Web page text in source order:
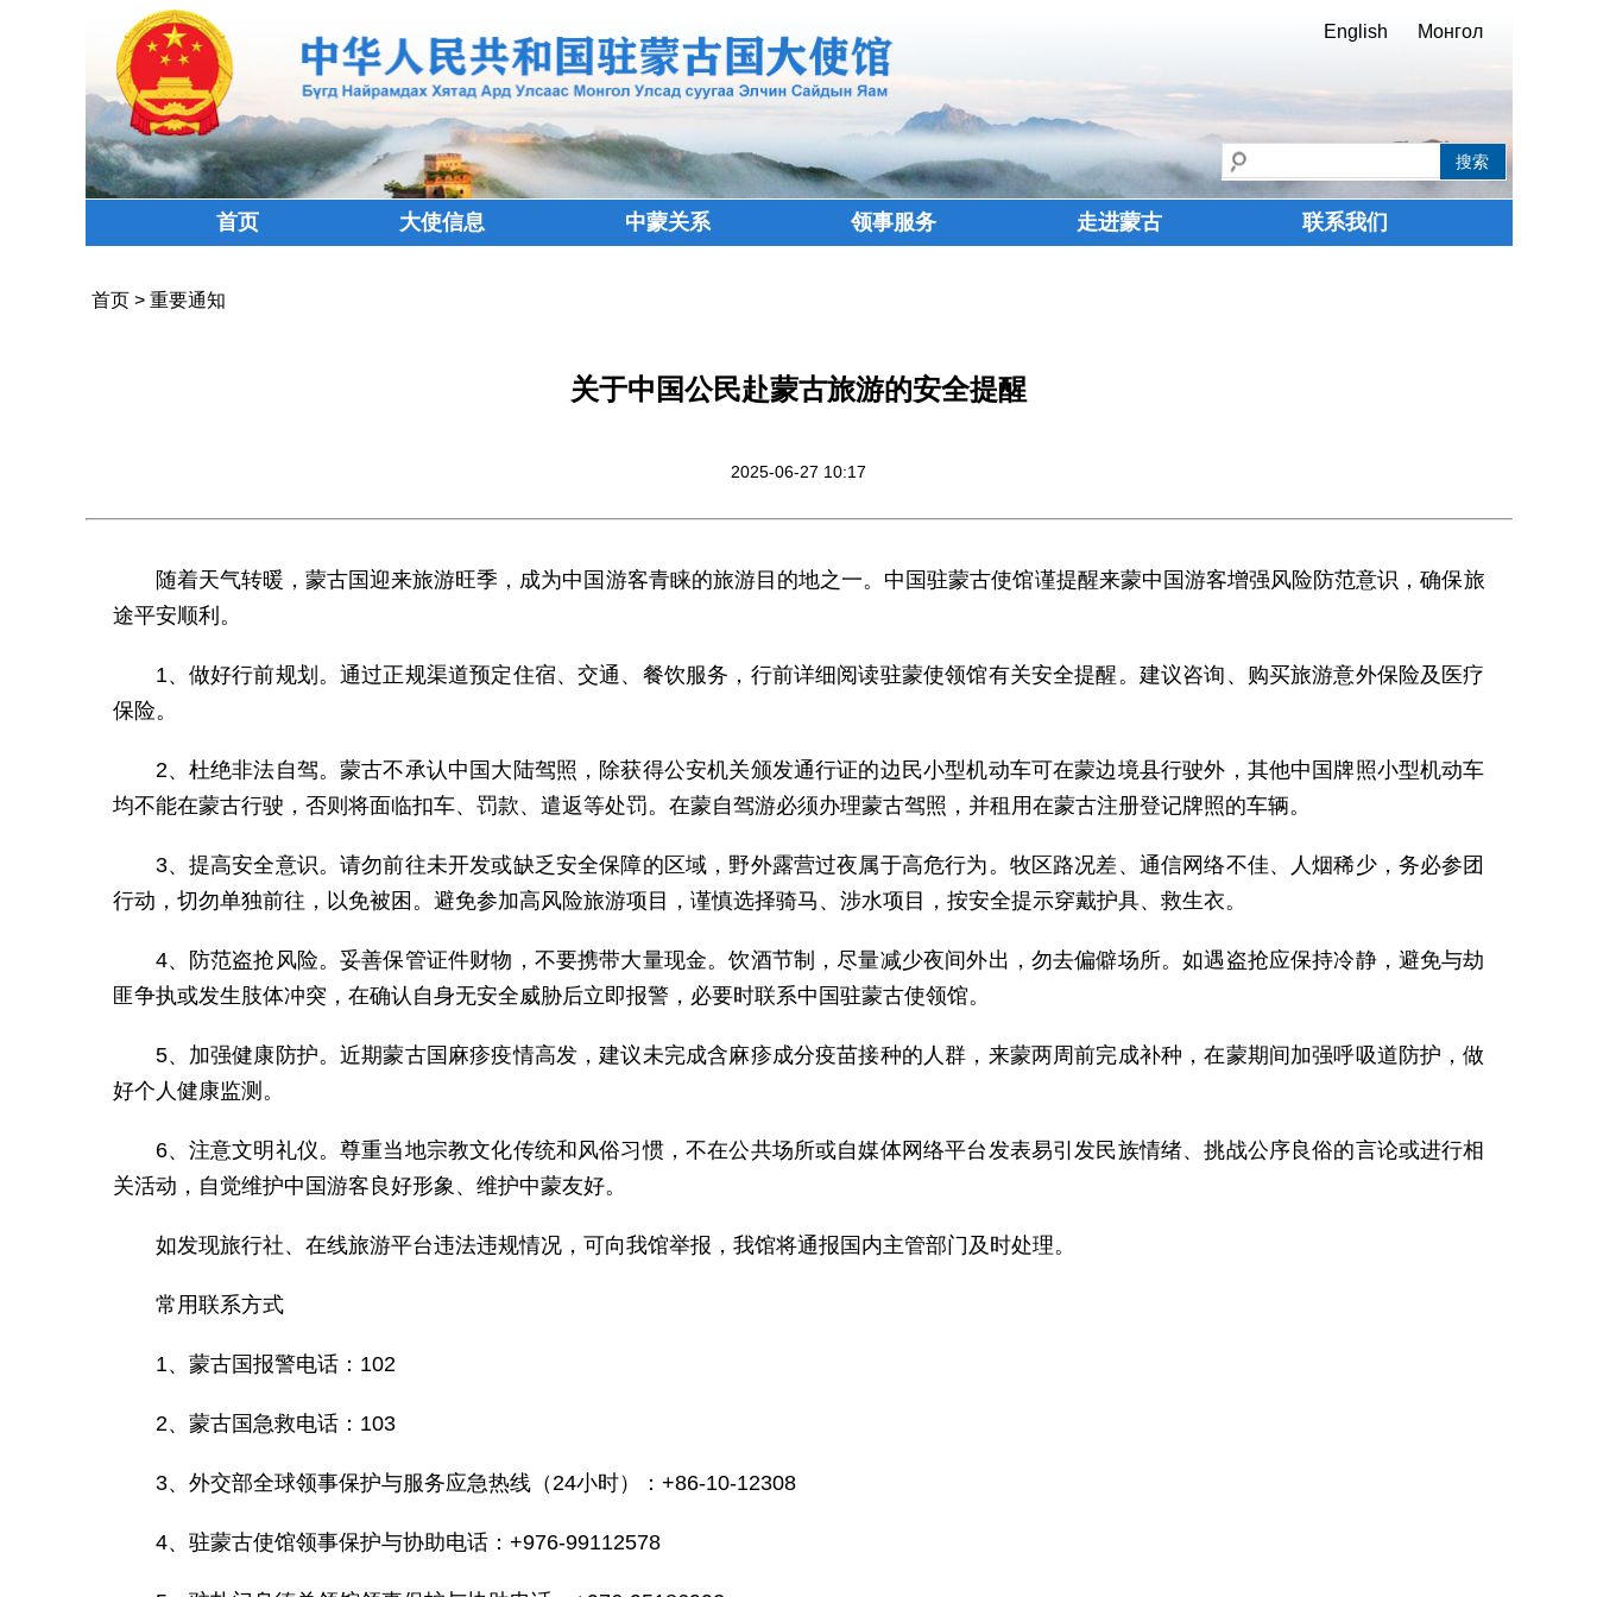
English Монгол
首页 大使信息 中蒙关系 领事服务 走进蒙古 联系我们
首页> 重要通知
关于中国公民赴蒙古旅游的安全提醒
2025-06-27 10:17
随着天气转暖，蒙古国迎来旅游旺季，成为中国游客青睐的旅游目的地之一。中国驻蒙古使馆谨提醒来蒙中国游客增强风险防范意识，确保旅
途平安顺利。
1、做好行前规划。通过正规渠道预定住宿、交通、餐饮服务，行前详细阅读驻蒙使领馆有关安全提醒。建议咨询、购买旅游意外保险及医疗
保险。
2、杜绝非法自驾。蒙古不承认中国大陆驾照，除获得公安机关颁发通行证的边民小型机动车可在蒙边境县行驶外，其他中国牌照小型机动车
均不能在蒙古行驶，否则将面临扣车、罚款、遣返等处罚。在蒙自驾游必须办理蒙古驾照，并租用在蒙古注册登记牌照的车辆。
3、提高安全意识。请勿前往未开发或缺乏安全保障的区域，野外露营过夜属于高危行为。牧区路况差、通信网络不佳、人烟稀少，务必参团
行动，切勿单独前往，以免被困。避免参加高风险旅游项目，谨慎选择骑马、涉水项目，按安全提示穿戴护具、救生衣。
4、防范盗抢风险。妥善保管证件财物，不要携带大量现金。饮酒节制，尽量减少夜间外出，勿去偏僻场所。如遇盗抢应保持冷静，避免与劫
匪争执或发生肢体冲突，在确认自身无安全威胁后立即报警，必要时联系中国驻蒙古使领馆。
5、加强健康防护。近期蒙古国麻疹疫情高发，建议未完成含麻疹成分疫苗接种的人群，来蒙两周前完成补种，在蒙期间加强呼吸道防护，做
好个人健康监测。
6、注意文明礼仪。尊重当地宗教文化传统和风俗习惯，不在公共场所或自媒体网络平台发表易引发民族情绪、挑战公序良俗的言论或进行相
关活动，自觉维护中国游客良好形象、维护中蒙友好。
如发现旅行社、在线旅游平台违法违规情况，可向我馆举报，我馆将通报国内主管部门及时处理。
常用联系方式
1、蒙古国报警电话：102
2、蒙古国急救电话：103
3、外交部全球领事保护与服务应急热线（24小时）：+86-10-12308
4、驻蒙古使馆领事保护与协助电话：+976-99112578